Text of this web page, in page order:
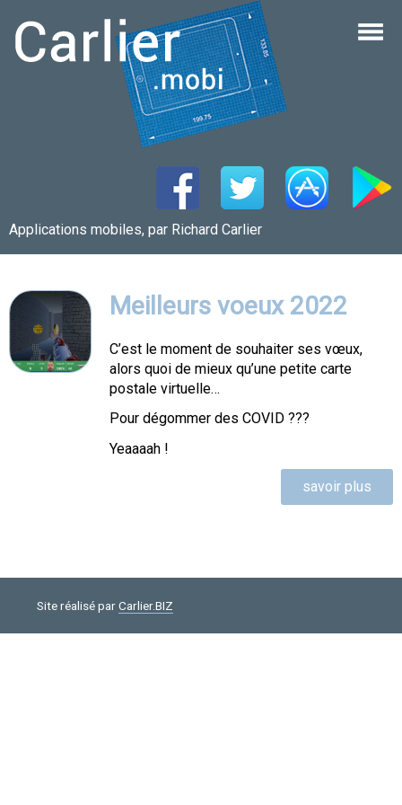
Applications mobiles, par Richard Carlier
Meilleurs voeux 2022
C’est le moment de souhaiter ses vœux,
alors quoi de mieux qu’une petite carte
postale virtuelle…
Pour dégommer des COVID ???
Yeaaaah !
savoir plus
Site réalisé parCarlier.BIZ